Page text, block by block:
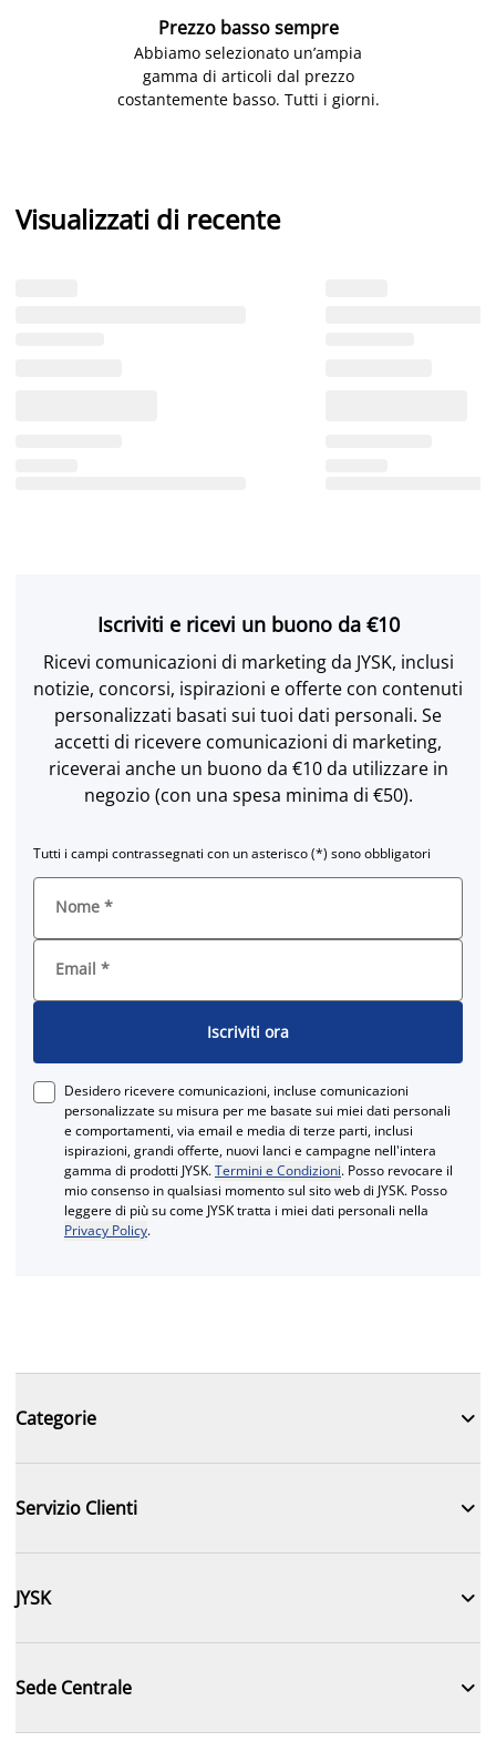
Prezzo basso sempre
Abbiamo selezionato un’ampia
gamma di articoli dal prezzo
costantemente basso. Tutti i giorni.
Visualizzati di recente
Iscriviti e ricevi un buono da €10
Ricevi comunicazioni di marketing da JYSK, inclusi
notizie, concorsi, ispirazioni e offerte con contenuti
personalizzati basati sui tuoi dati personali. Se
accetti di ricevere comunicazioni di marketing,
riceverai anche un buono da €10 da utilizzare in
negozio (con una spesa minima di €50).
Tutti i campi contrassegnati con un asterisco (*) sono obbligatori
Nome *
Email *
Iscriviti ora
Desidero ricevere comunicazioni, incluse comunicazioni
personalizzate su misura per me basate sui miei dati personali
e comportamenti, via email e media di terze parti, inclusi
ispirazioni, grandi offerte, nuovi lanci e campagne nell'intera
gamma di prodotti JYSK.Termini e Condizioni. Posso revocare il
mio consenso in qualsiasi momento sul sito web di JYSK. Posso
leggere di più su come JYSK tratta i miei dati personali nella
Privacy Policy.
Categorie 
Servizio Clienti 
JYSK 
Sede Centrale 